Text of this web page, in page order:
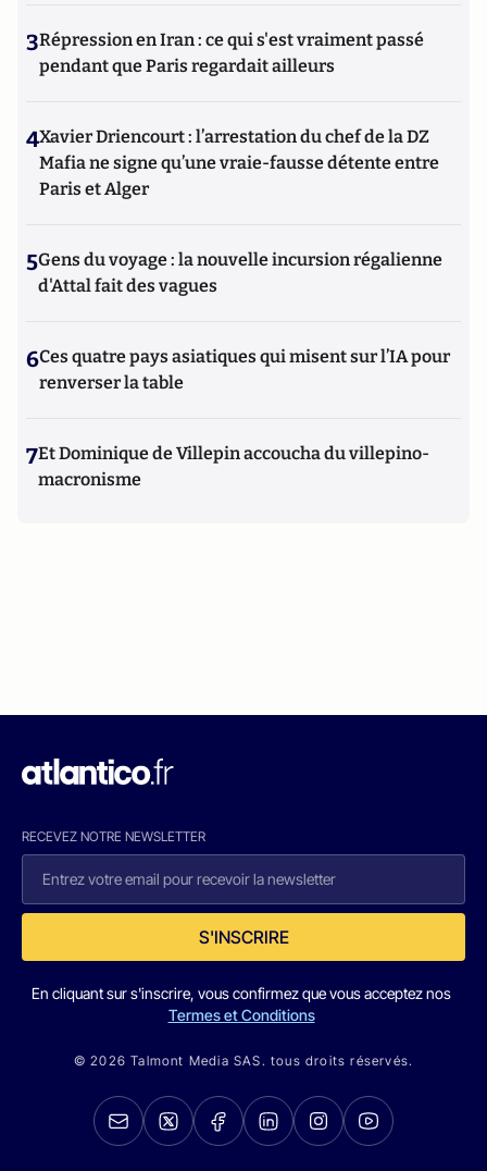
3Répression en Iran : ce qui s'est vraiment passé
pendant que Paris regardait ailleurs
4Xavier Driencourt : l’arrestation du chef de la DZ
Mafia ne signe qu’une vraie-fausse détente entre
Paris et Alger
5Gens du voyage : la nouvelle incursion régalienne
d'Attal fait des vagues
6Ces quatre pays asiatiques qui misent sur l’IA pour
renverser la table
7Et Dominique de Villepin accoucha du villepino-
macronisme
RECEVEZ NOTRE NEWSLETTER
S'INSCRIRE
En cliquant sur s'inscrire, vous confirmez que vous acceptez nos
Termes et Conditions
© 2026 Talmont Media SAS. tous droits réservés.